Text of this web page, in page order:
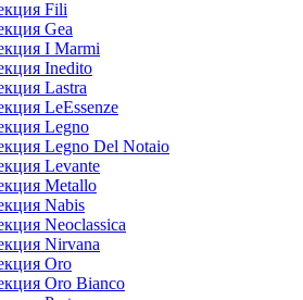
Fili
Gea
I Marmi
Inedito
Lastra
LeEssenze
Legno
Legno Del Notaio
Levante
Metallo
Nabis
Neoclassica
Nirvana
Oro
Oro Bianco